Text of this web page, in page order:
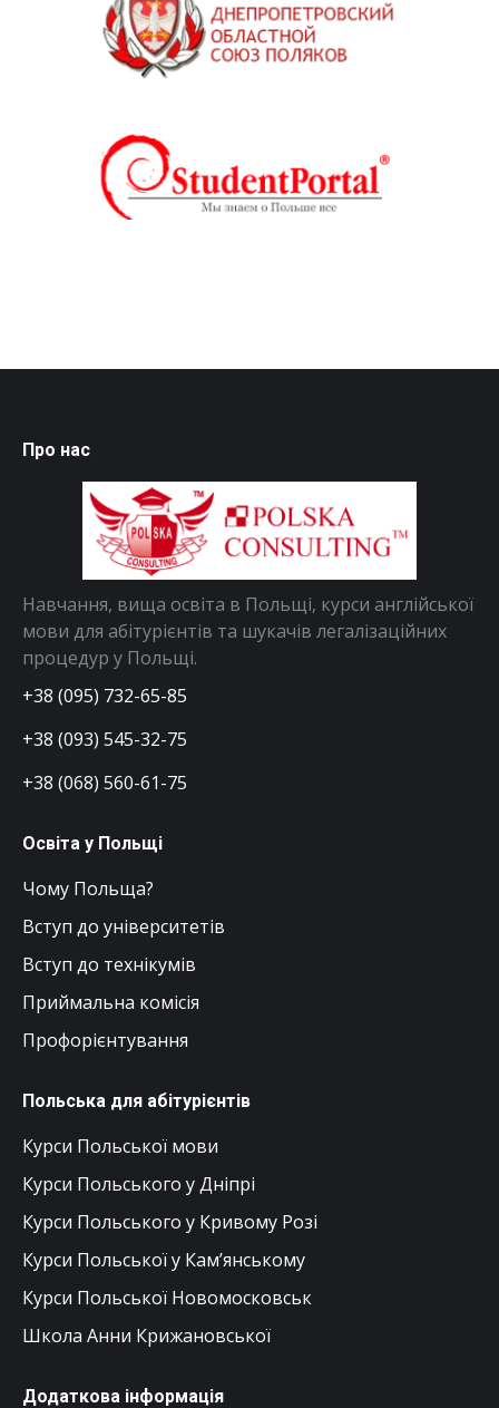
Про нас
Навчання, вища освіта в Польщі, курси англійської
мови для абітурієнтів та шукачів легалізаційних
процедур у Польщі.
+38 (095) 732-65-85
+38 (093) 545-32-75
+38 (068) 560-61-75
Освіта у Польщі
Чому Польща?
Вступ до університетів
Вступ до технікумів
Приймальна комісія
Профорієнтування
Польська для абітурієнтів
Курси Польської мови
Курси Польського у Дніпрі
Курси Польського у Кривому Розі
Курси Польської у Кам’янському
Курси Польської Новомосковськ
Школа Анни Крижановської
Додаткова інформація